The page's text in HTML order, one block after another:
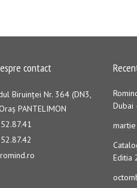
contact
Biruinţei Nr. 364 (DN3,
PANTELIMON
Dubai
Editia